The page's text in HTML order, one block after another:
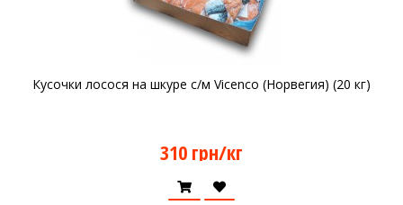
Кусочки лосося на шкуре с/м Vicenco (Норвегия) (20 кг)
310 грн/кг